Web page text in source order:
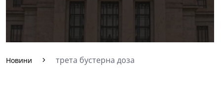
Новини трета бустерна доза